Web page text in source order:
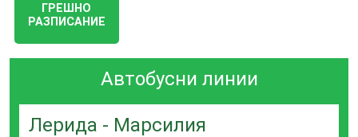
ГРЕШНО
РАЗПИСАНИЕ
Автобусни линии
Лерида - Марсилия